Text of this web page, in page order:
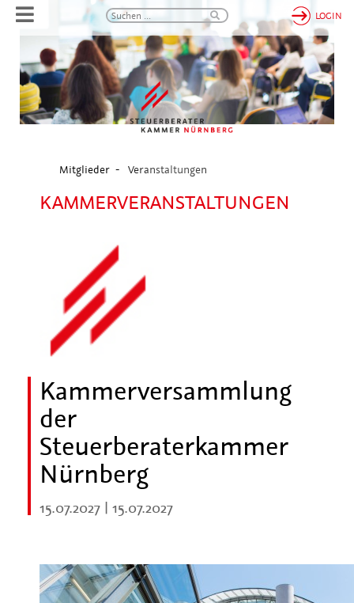
LOGIN
Mitglieder Veranstaltungen
KAMMERVERANSTALTUNGEN
Kammerversammlung
der
Steuerberaterkammer
Nürnberg
15.07.2027 | 15.07.2027